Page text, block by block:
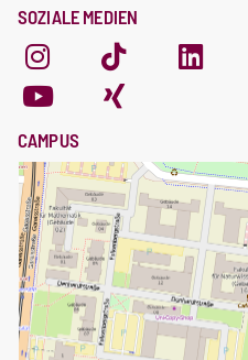
SOZIALE MEDIEN
CAMPUS